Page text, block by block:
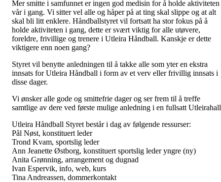
Mer smitte i samfunnet er ingen god medisin for å holde aktiviteten
vår i gang. Vi sitter vel alle og håper på at ting skal slippe og at alt
skal bli litt enklere. Håndballstyret vil fortsatt ha stor fokus på å
holde aktiviteten i gang, dette er svært viktig for alle utøvere,
foreldre, frivillige og trenere i Utleira Håndball. Kanskje er dette
viktigere enn noen gang?
Styret vil benytte anledningen til å takke alle som yter en ekstra
innsats for Utleira Håndball i form av et verv eller frivillig innsats i
disse dager.
Vi ønsker alle gode og smittefrie dager og ser frem til å treffe
samtlige av dere ved første mulige anledning i en fullsatt
Utleira Håndball Styret består i dag av følgende ressurser:
Pål Nøst, konstituert leder
Trond Kvam, sportslig leder
Ann Jeanette Østborg, konstituert sportslig leder yngre (ny)
Anita Grønning, arrangement og dugnad
Ivan Espervik, info, web, kurs
Tina Andreassen, dommerkontakt